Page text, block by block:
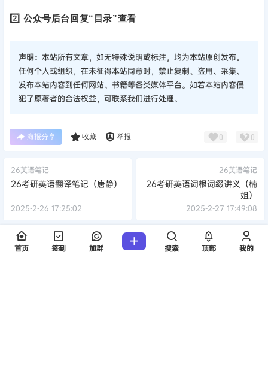
2️⃣公众号后台回复“目录”查看
声明： 本站所有文章，如无特殊说明或标注，均为本站原创发布。
任何个人或组织，在未征得本站同意时，禁止复制、盗用、采集、
发布本站内容到任何网站、书籍等各类媒体平台。如若本站内容侵
犯了原著者的合法权益，可联系我们进行处理。
海报分享 收藏 举报 0 0
26英语笔记
26考研英语翻译笔记（唐静）
2025-2-26 17:25:02
26英语笔记
26考研英语词根词缀讲义（楠
姐）
2025-2-27 17:49:08
0 条回复 文章作者 管理员
首页 签到 加群 搜索 顶部 我的